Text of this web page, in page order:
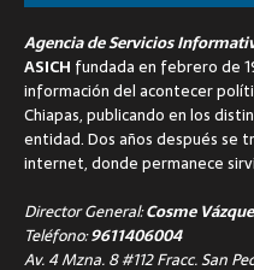
Agencia de Servicios
ASICH fundada en febrero de
información del acontecer
Chiapas, publicando en los
entidad. Dos años después se
internet, donde permanece
Director General:Cosme
Teléfono:9611406004
Av. 4 Mzna. 8 #112 Fracc. San